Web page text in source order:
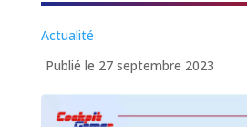
Actualité
Publié le 27 septembre 2023